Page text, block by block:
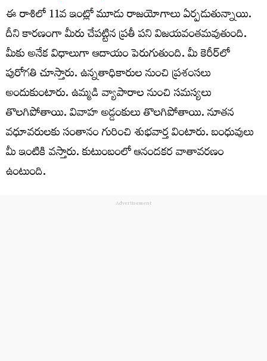
ఈ రాశిలో 11వ ఇంట్లో మూడు రాజయోగాలు ఏర్పడుతున్నాయి.
దీని కారణంగా మీరు చేపట్టిన ప్రతీ పని విజయవంతమవుతుంది.
మీకు అనేక విధాలుగా ఆదాయం పెరుగుతుంది. మీ కెరీర్‌లో
పురోగతి చూస్తారు. ఉన్నతాధికారుల నుంచి ప్రశంసలు
అందుకుంటారు. ఉమ్మడి వ్యాపారాల నుంచి సమస్యలు
తొలగిపోతాయి. వివాహ అడ్డంకులు తొలగిపోతాయి. నూతన
వధూవరులకు సంతానం గురించి శుభవార్త వింటారు. బంధువులు
మీ ఇంటికి వస్తారు. కుటుంబంలో ఆనందకర వాతావరణం
ఉంటుంది.